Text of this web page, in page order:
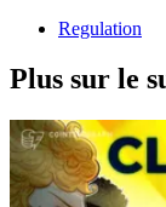
Regulation
Plus sur le